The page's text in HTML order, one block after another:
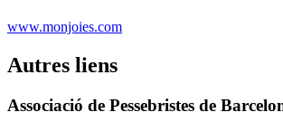
www.monjoies.com
Autres liens
Associació de Pessebristes de